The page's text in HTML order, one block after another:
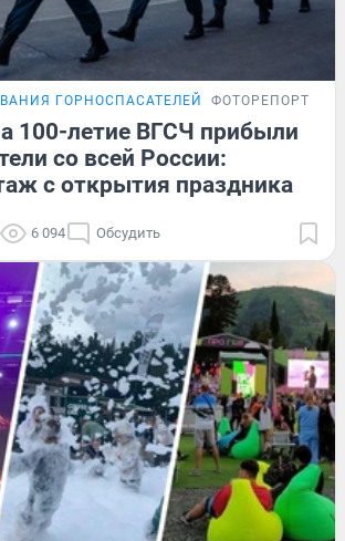
ГОРНОСПАСАТЕЛЕЙ ФОТОРЕПОРТАЖ
100-летие ВГСЧ прибыли
со всей России:
с открытия праздника
6 094 Обсудить